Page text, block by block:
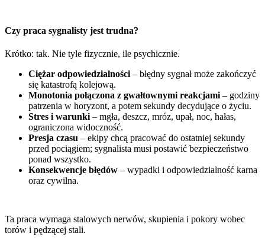
Czy praca sygnalisty jest trudna?
Krótko: tak. Nie tyle fizycznie, ile psychicznie.
Ciężar odpowiedzialności – błędny sygnał może zakończyć
się katastrofą kolejową.
Monotonia połączona z gwałtownymi reakcjami – godziny
patrzenia w horyzont, a potem sekundy decydujące o życiu.
Stres i warunki – mgła, deszcz, mróz, upał, noc, hałas,
ograniczona widoczność.
Presja czasu – ekipy chcą pracować do ostatniej sekundy
przed pociągiem; sygnalista musi postawić bezpieczeństwo
ponad wszystko.
Konsekwencje błędów – wypadki i odpowiedzialność karna
oraz cywilna.
Ta praca wymaga stalowych nerwów, skupienia i pokory wobec
torów i pędzącej stali.